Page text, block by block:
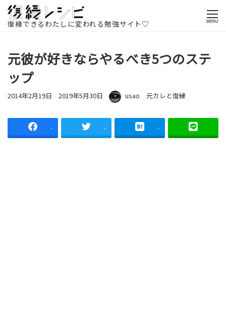
復縁できるわたしに変われる勉強サイト♡ MENU
ホームページ 記事一覧
元彼が好き
ならやるべき5つのステップ
元彼が好きならやるべき5つのステ
ップ
投稿日
2014年2月19日 更新日
2019年5月30日 著者 usao カテゴリー
元カレと復縁
- - -